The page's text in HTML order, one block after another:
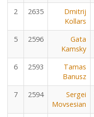
2 2635
Dmitrij
Kollars
5 2596
Gata
Kamsky
6 2593
Tamas
Banusz
7 2594
Sergei
Movsesian